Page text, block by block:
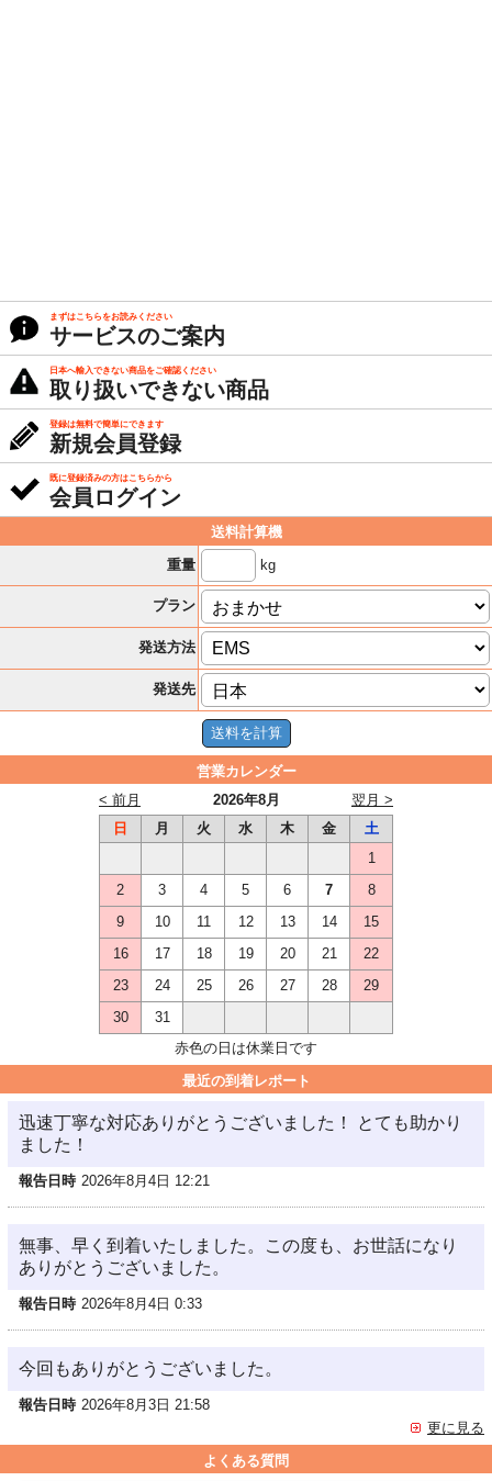
まずはこちらをお読みください
サービスのご案内
日本へ輸入できない商品をご確認ください
取り扱いできない商品
登録は無料で簡単にできます
新規会員登録
既に登録済みの方はこちらから
会員ログイン
送料計算機
重量
kg
プラン
発送方法
発送先
営業カレンダー
2026年8月
< 前月
翌月 >
日
月 火 水 木 金
土
1
2
3 4 5 6 7
8
9
10 11 12 13 14
15
16
17 18 19 20 21
22
23
24 25 26 27 28
29
30
31
赤色の日は休業日です
最近の到着レポート
迅速丁寧な対応ありがとうございました！ とても助かり
ました！
報告日時 2026年8月4日 12:21
無事、早く到着いたしました。この度も、お世話になり
ありがとうございました。
報告日時 2026年8月4日 0:33
今回もありがとうございました。
報告日時 2026年8月3日 21:58
更に見る
よくある質問